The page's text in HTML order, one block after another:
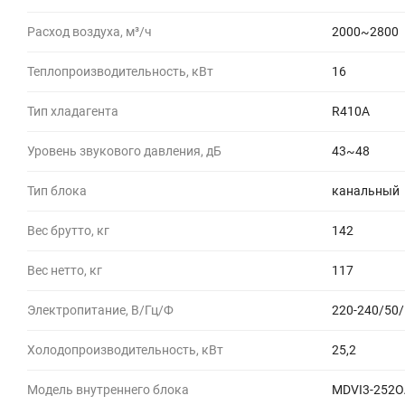
Расход воздуха, м³/ч 2000~2800
Теплопроизводительность, кВт 16
Тип хладагента R410A
Уровень звукового давления, дБ 43~48
Тип блока канальный
Вес брутто, кг 142
Вес нетто, кг 117
Электропитание, В/Гц/Ф 220-240/50/
Холодопроизводительность, кВт 25,2
Модель внутреннего блока MDVI3-